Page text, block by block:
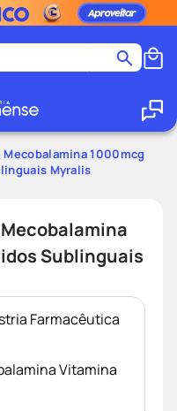
Mecobalamina 1000mcg
Myralis
Sublinguais
Farmacêutica
Vitamina